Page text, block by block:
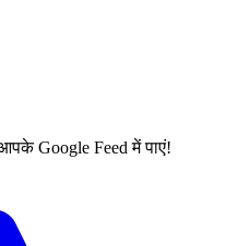
आपके Google Feed में पाएं!